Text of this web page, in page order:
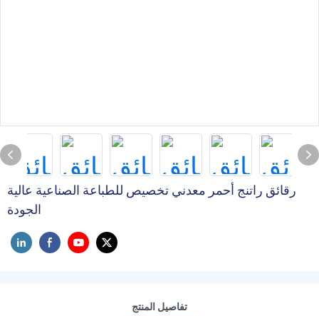
رقائق راتنج أحمر معدني تخصيص للطباعة الصناعية عالية
الجودة
تفاصيل المنتج